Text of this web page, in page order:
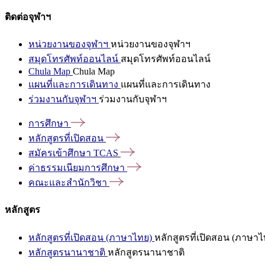
ติดต่อจุฬาฯ
หน่วยงานของจุฬาฯ หน่วยงานของจุฬาฯ
สมุดโทรศัพท์ออนไลน์ สมุดโทรศัพท์ออนไลน์
Chula Map Chula Map
แผนที่และการเดินทาง แผนที่และการเดินทาง
ร่วมงานกับจุฬาฯ ร่วมงานกับจุฬาฯ
การศึกษา
หลักสูตรที่เปิดสอน
สมัครเข้าศึกษา TCAS
ค่าธรรมเนียมการศึกษา
คณะและสำนักวิชา
หลักสูตร
หลักสูตรที่เปิดสอน (ภาษาไทย) หลักสูตรที่เปิดสอน (ภาษาไ
หลักสูตรนานาชาติ หลักสูตรนานาชาติ